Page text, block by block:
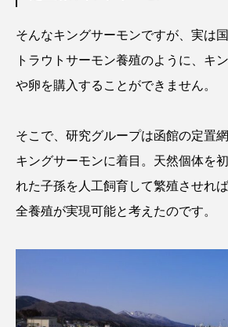
グラミー グルクン ケブ
コクチバス コクレン コチ
コモレビクラゲ
そんなキングサーモンですが、実は
トラウトサーモン養殖のように、キ
や卵を購入することができません。
そこで、研究グループは函館の定置
キングサーモンに着目。天然個体を
れた子孫を人工飼育して繁殖させれ
全養殖が実現可能と考えたのです。